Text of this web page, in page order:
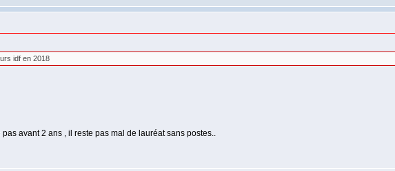
idf en 2018
avant 2 ans , il reste pas mal de lauréat sans postes..